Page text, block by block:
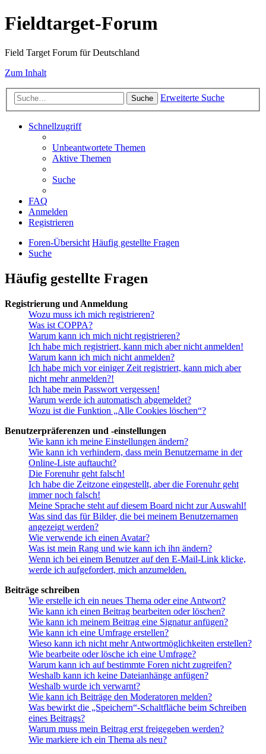
Fieldtarget-Forum
Field Target Forum für Deutschland
Zum Inhalt
Suche Erweiterte Suche
Schnellzugriff
Unbeantwortete Themen
Aktive Themen
Suche
FAQ
Anmelden
Registrieren
Foren-Übersicht Häufig gestellte Fragen
Suche
Häufig gestellte Fragen
Registrierung und Anmeldung
Wozu muss ich mich registrieren?
Was ist COPPA?
Warum kann ich mich nicht registrieren?
Ich habe mich registriert, kann mich aber nicht anmelden!
Warum kann ich mich nicht anmelden?
Ich habe mich vor einiger Zeit registriert, kann mich aber
nicht mehr anmelden?!
Ich habe mein Passwort vergessen!
Warum werde ich automatisch abgemeldet?
Wozu ist die Funktion „Alle Cookies löschen“?
Benutzerpräferenzen und -einstellungen
Wie kann ich meine Einstellungen ändern?
Wie kann ich verhindern, dass mein Benutzername in der
Online-Liste auftaucht?
Die Forenuhr geht falsch!
Ich habe die Zeitzone eingestellt, aber die Forenuhr geht
immer noch falsch!
Meine Sprache steht auf diesem Board nicht zur Auswahl!
Was sind das für Bilder, die bei meinem Benutzernamen
angezeigt werden?
Wie verwende ich einen Avatar?
Was ist mein Rang und wie kann ich ihn ändern?
Wenn ich bei einem Benutzer auf den E-Mail-Link klicke,
werde ich aufgefordert, mich anzumelden.
Beiträge schreiben
Wie erstelle ich ein neues Thema oder eine Antwort?
Wie kann ich einen Beitrag bearbeiten oder löschen?
Wie kann ich meinem Beitrag eine Signatur anfügen?
Wie kann ich eine Umfrage erstellen?
Wieso kann ich nicht mehr Antwortmöglichkeiten erstellen?
Wie bearbeite oder lösche ich eine Umfrage?
Warum kann ich auf bestimmte Foren nicht zugreifen?
Weshalb kann ich keine Dateianhänge anfügen?
Weshalb wurde ich verwarnt?
Wie kann ich Beiträge den Moderatoren melden?
Was bewirkt die „Speichern“-Schaltfläche beim Schreiben
eines Beitrags?
Warum muss mein Beitrag erst freigegeben werden?
Wie markiere ich ein Thema als neu?